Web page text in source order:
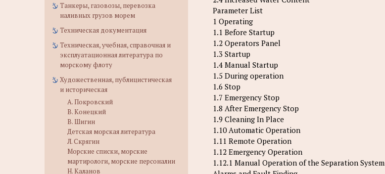
Танкеры, газовозы, перевозка
наливных грузов морем
Техническая документация
Техническая, учебная, справочная и
эксплуатационная литература по
морскому флоту
Художественная, публицистическая
и историческая
А. Покровский
В. Конецкий
В. Шигин
Детская морская литература
Л. Скрягин
Морские списки, морские
мартирологи, морские персоналии
Н. Каланов
Parameter List
1 Operating
1.1 Before Startup
1.2 Operators Panel
1.3 Startup
1.4 Manual Startup
1.5 During operation
1.6 Stop
1.7 Emergency Stop
1.8 After Emergency Stop
1.9 Cleaning In Place
1.10 Automatic Operation
1.11 Remote Operation
1.12 Emergency Operation
1.12.1 Manual Operation of the Separation System